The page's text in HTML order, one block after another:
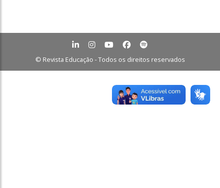
© Revista Educação - Todos os direitos reservados